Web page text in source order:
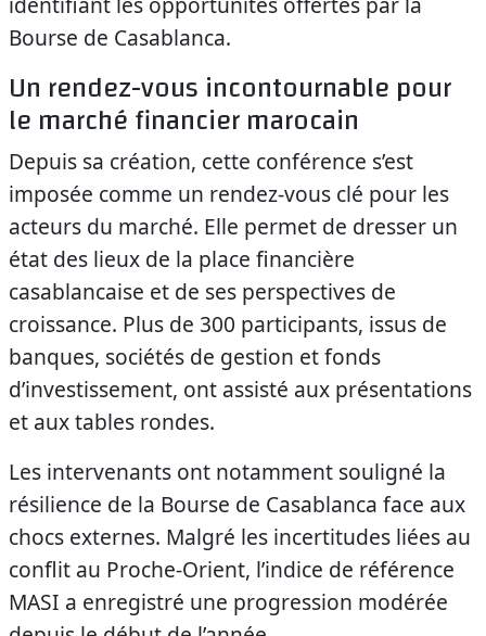
Bourse de Casablanca.
Un rendez-vous incontournable pour
le marché financier marocain
Depuis sa création, cette conférence s’est
imposée comme un rendez-vous clé pour les
acteurs du marché. Elle permet de dresser un
état des lieux de la place financière
casablancaise et de ses perspectives de
croissance. Plus de 300 participants, issus de
banques, sociétés de gestion et fonds
d’investissement, ont assisté aux présentations
et aux tables rondes.
Les intervenants ont notamment souligné la
résilience de la Bourse de Casablanca face aux
chocs externes. Malgré les incertitudes liées au
conflit au Proche-Orient, l’indice de référence
MASI a enregistré une progression modérée